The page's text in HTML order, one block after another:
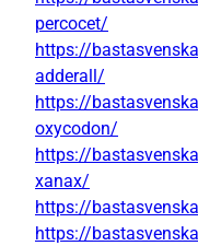
percocet/
https://
adderall/
https://
oxycodon/
https://
xanax/
https://
https://